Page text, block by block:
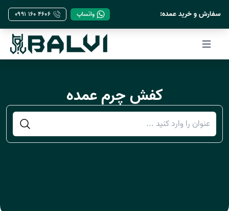
سفارش و خرید عمده: واتساپ ۰۹۹۱ ۱۶۰ ۴۶۰۶
Open main menu
کفش چرم عمده